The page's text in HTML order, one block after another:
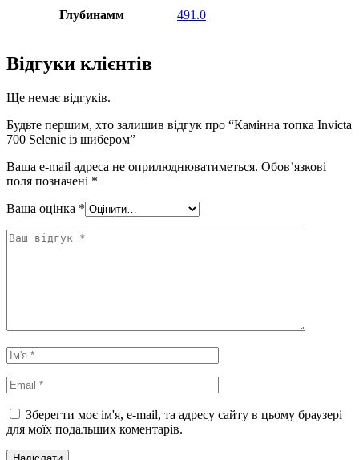
Глубинамм 491.0
Відгуки клієнтів
Ще немає відгуків.
Будьте першим, хто залишив відгук про “Камінна топка Invicta
700 Selenic із шибером”
Ваша e-mail адреса не оприлюднюватиметься. Обов’язкові
поля позначені *
Ваша оцінка *
Зберегти моє ім'я, e-mail, та адресу сайту в цьому браузері
для моїх подальших коментарів.